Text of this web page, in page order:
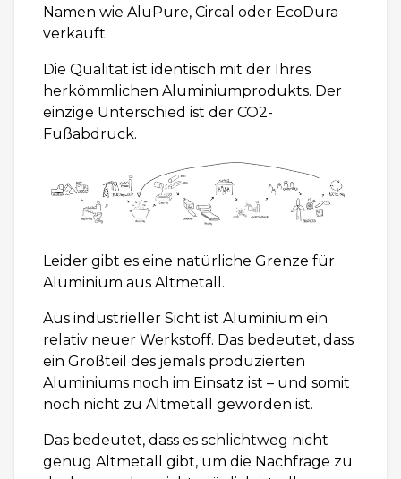
Namen wie AluPure, Circal oder EcoDura
verkauft.
Die Qualität ist identisch mit der Ihres
herkömmlichen Aluminiumprodukts. Der
einzige Unterschied ist der CO2-
Fußabdruck.
Leider gibt es eine natürliche Grenze für
Aluminium aus Altmetall.
Aus industrieller Sicht ist Aluminium ein
relativ neuer Werkstoff. Das bedeutet, dass
ein Großteil des jemals produzierten
Aluminiums noch im Einsatz ist – und somit
noch nicht zu Altmetall geworden ist.
Das bedeutet, dass es schlichtweg nicht
genug Altmetall gibt, um die Nachfrage zu